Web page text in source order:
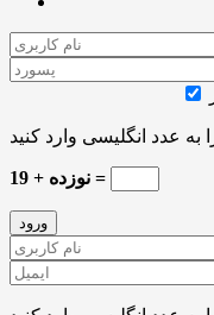
نوزده + 19 =